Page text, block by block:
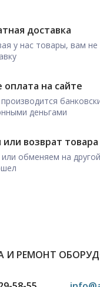
доставка
у нас товары, вам не
оплата на сайте
деньгами
возврат товара
обменяем на
И РЕМОНТ